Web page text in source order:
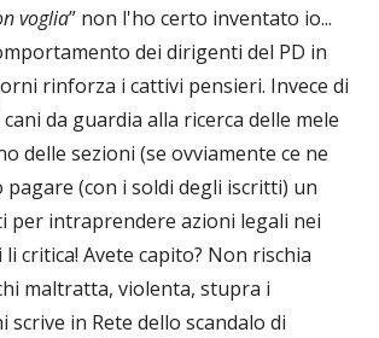
voglia” non l'ho certo inventato io...
dei dirigenti del PD in
rinforza i cattivi pensieri. Invece di
da guardia alla ricerca delle mele
delle sezioni (se ovviamente ce ne
(con i soldi degli iscritti) un
per intraprendere azioni legali nei
critica! Avete capito? Non rischia
maltratta, violenta, stupra i
scrive in Rete dello scandalo di